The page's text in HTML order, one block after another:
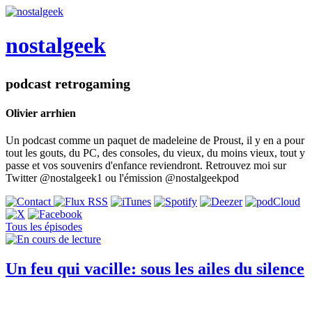
nostalgeek
podcast retrogaming
Olivier arrhien
Un podcast comme un paquet de madeleine de Proust, il y en a pour
tout les gouts, du PC, des consoles, du vieux, du moins vieux, tout y
passe et vos souvenirs d'enfance reviendront. Retrouvez moi sur
Twitter @nostalgeek1 ou l'émission @nostalgeekpod
Tous les épisodes
Un feu qui vacille: sous les ailes du silence